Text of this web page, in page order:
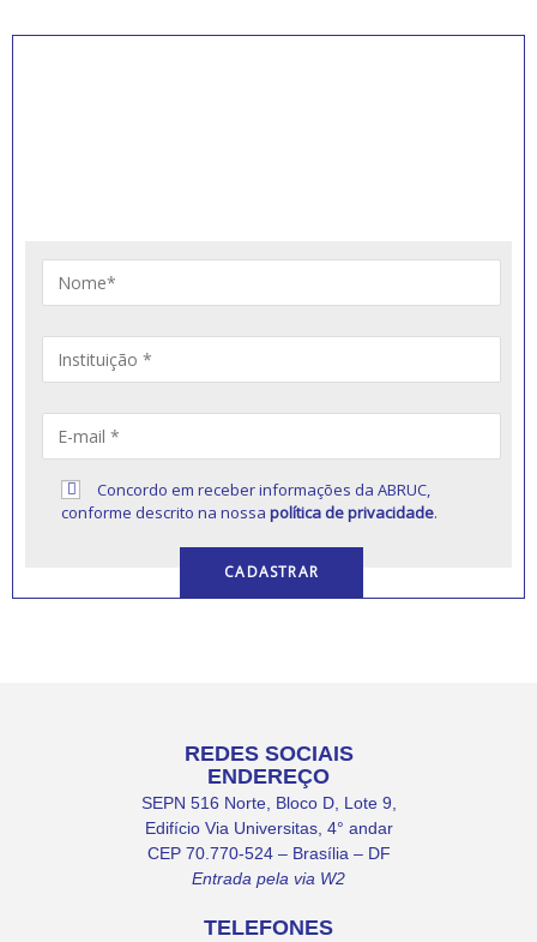
Concordo em receber informações da ABRUC,
conforme descrito na nossapolítica de privacidade.
REDES SOCIAIS
ENDEREÇO
SEPN 516 Norte, Bloco D, Lote 9,
Edifício Via Universitas, 4° andar
CEP 70.770-524 – Brasília – DF
Entrada pela via W2
TELEFONES